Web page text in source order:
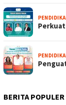
BERITA POPULER